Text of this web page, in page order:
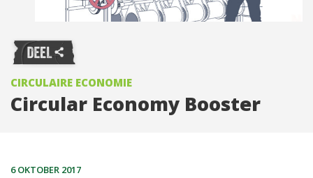
CIRCULAIRE ECONOMIE
Circular Economy Booster
6 OKTOBER 2017